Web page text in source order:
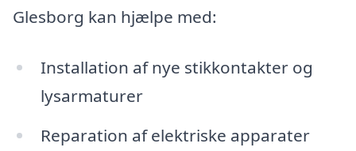
Glesborg kan hjælpe med:
Installation af nye stikkontakter og
lysarmaturer
Reparation af elektriske apparater